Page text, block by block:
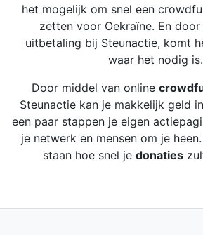
het mogelijk om snel een
zetten voor Oekraïne. En
uitbetaling bij Steunactie, komt
waar het nodig is.
Door middel van online
Steunactie kan je makkelijk geld
een paar stappen je eigen
je netwerk en mensen om je
staan hoe snel je donaties